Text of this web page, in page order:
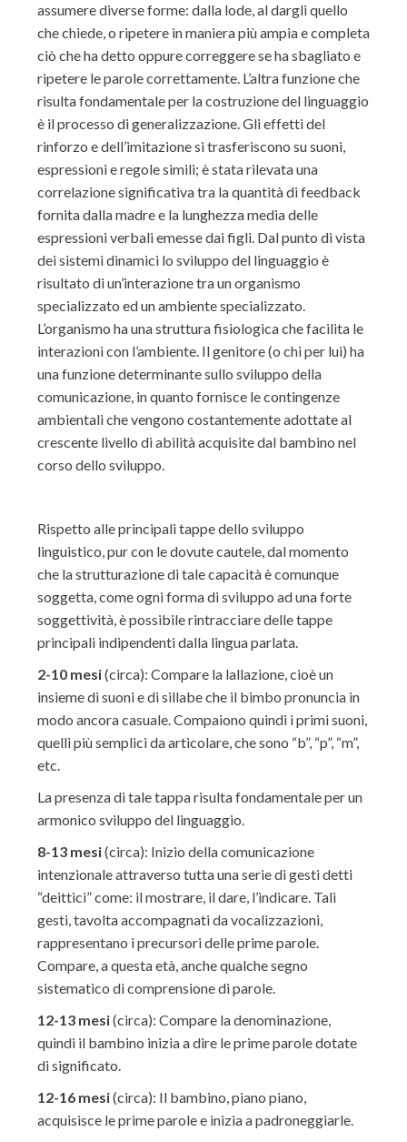
assumere diverse forme: dalla lode, al dargli quello
che chiede, o ripetere in maniera più ampia e completa
ciò che ha detto oppure correggere se ha sbagliato e
ripetere le parole correttamente. L’altra funzione che
risulta fondamentale per la costruzione del linguaggio
è il processo di generalizzazione. Gli effetti del
rinforzo e dell’imitazione si trasferiscono su suoni,
espressioni e regole simili; è stata rilevata una
correlazione significativa tra la quantità di feedback
fornita dalla madre e la lunghezza media delle
espressioni verbali emesse dai figli. Dal punto di vista
dei sistemi dinamici lo sviluppo del linguaggio è
risultato di un’interazione tra un organismo
specializzato ed un ambiente specializzato.
L’organismo ha una struttura fisiologica che facilita le
interazioni con l’ambiente. Il genitore (o chi per lui) ha
una funzione determinante sullo sviluppo della
comunicazione, in quanto fornisce le contingenze
ambientali che vengono costantemente adottate al
crescente livello di abilità acquisite dal bambino nel
corso dello sviluppo.
Rispetto alle principali tappe dello sviluppo
linguistico, pur con le dovute cautele, dal momento
che la strutturazione di tale capacità è comunque
soggetta, come ogni forma di sviluppo ad una forte
soggettività, è possibile rintracciare delle tappe
principali indipendenti dalla lingua parlata.
2-10 mesi(circa): Compare la lallazione, cioè un
insieme di suoni e di sillabe che il bimbo pronuncia in
modo ancora casuale. Compaiono quindi i primi suoni,
quelli più semplici da articolare, che sono “b”, “p”, “m”,
etc.
La presenza di tale tappa risulta fondamentale per un
armonico sviluppo del linguaggio.
8-13 mesi(circa): Inizio della comunicazione
intenzionale attraverso tutta una serie di gesti detti
“deittici” come: il mostrare, il dare, l’indicare. Tali
gesti, tavolta accompagnati da vocalizzazioni,
rappresentano i precursori delle prime parole.
Compare, a questa età, anche qualche segno
sistematico di comprensione di parole.
12-13 mesi(circa): Compare la denominazione,
quindi il bambino inizia a dire le prime parole dotate
di significato.
12-16 mesi(circa): Il bambino, piano piano,
acquisisce le prime parole e inizia a padroneggiarle.